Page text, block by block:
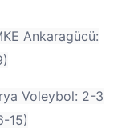
Ankaragücü:
Voleybol: 2-3
15)